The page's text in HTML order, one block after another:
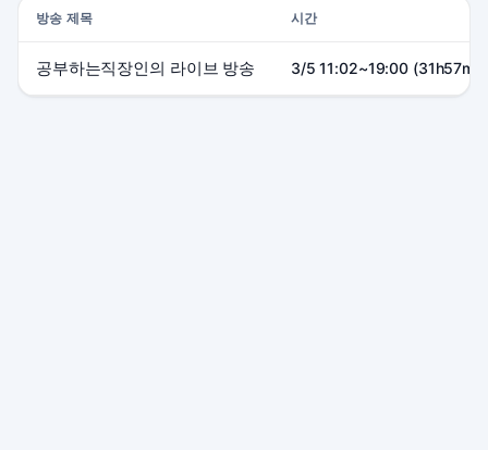
방송 제목 시간
공부하는직장인의 라이브 방송 3/5 11:02~19:00 (31h57m)